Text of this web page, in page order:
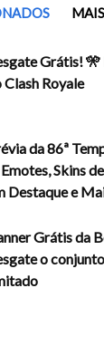
Grátis!
Clash Royale
da 86ª
Skins
Destaque e
Grátis da
o